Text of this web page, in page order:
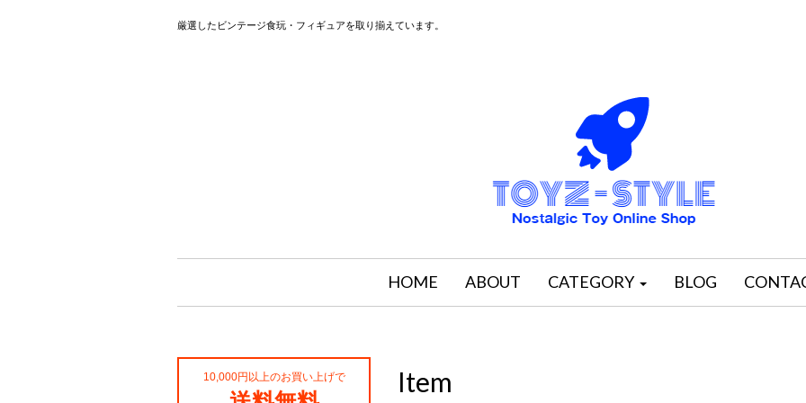
厳選したビンテージ食玩・フィギュアを取り揃えています。
HOME ABOUT CATEGORY BLOG
Item
10,000円以上のお買い上げで